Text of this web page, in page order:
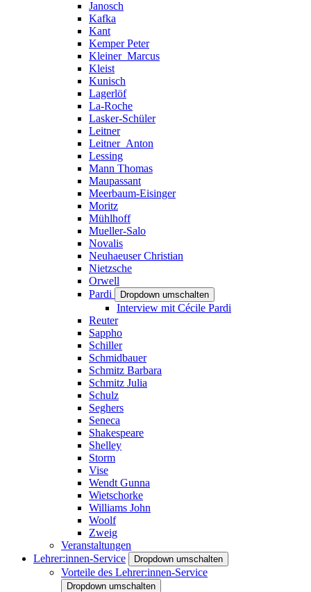
Janosch
Kafka
Kant
Kemper Peter
Kleiner_Marcus
Kleist
Kunisch
Lagerlöf
La-Roche
Lasker-Schüler
Leitner
Leitner_Anton
Lessing
Mann Thomas
Maupassant
Meerbaum-Eisinger
Moritz
Mühlhoff
Mueller-Salo
Novalis
Neuhaeuser Christian
Nietzsche
Orwell
Pardi
Dropdown umschalten
Interview mit Cécile Pardi
Reuter
Sappho
Schiller
Schmidbauer
Schmitz Barbara
Schmitz Julia
Schulz
Seghers
Seneca
Shakespeare
Shelley
Storm
Vise
Wendt Gunna
Wietschorke
Williams John
Woolf
Zweig
Veranstaltungen
Lehrer:innen-Service
Dropdown umschalten
Vorteile des Lehrer:innen-Service
Dropdown umschalten